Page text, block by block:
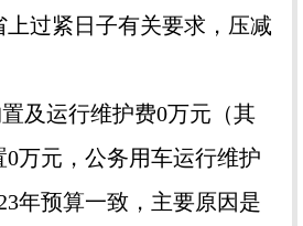
上过紧日子有关要求，压减
运行维护费0万元（其
万元，公务用车运行维护
年预算一致，主要原因是